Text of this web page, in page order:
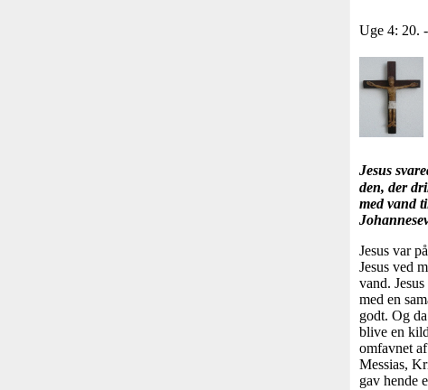
Uge 4: 20.
Jesus
den, der
med vand
Jesus var
Jesus ved
vand.
med en
godt. Og
blive en
omfavnet
Messias,
gav hende